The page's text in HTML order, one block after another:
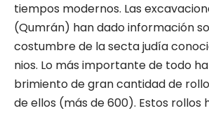
tiempos modernos. Las
(Qumrán) han dado información
costumbre de la secta judía
nios. Lo más importante de todo
brimiento de gran cantidad de
de ellos (más de 600). Estos rollos